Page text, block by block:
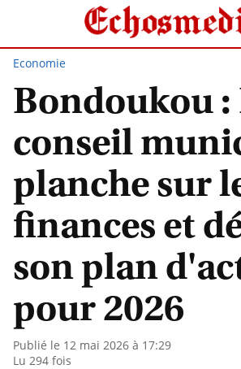
Economie
Bondoukou :
conseil
planche sur
finances et
son plan
pour 2026
Publié le 12 mai 2026 à 17:29
Lu 294 fois